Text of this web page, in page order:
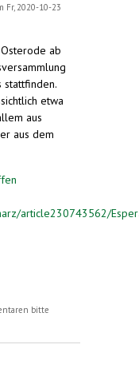
Fr, 2020-10-23
ab
stattfinden.
etwa
aus
aus dem
article230743562/
in Osterode
bitte